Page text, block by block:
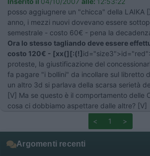
posso aggiugnere un "chicca" della LAIKA
anno, i mezzi nuovi dovevano essere
semestrale - costo 60€ - pena la
Ora lo stesso tagliando deve essere
costo 120€ - [xx(][:(!]
proteste, la giustificazione del
fa pagare "i bollini" da incollare sul libretto
un altro 3d si parlava della scarsa serietà
[V] Ma se questo è il comportamento delle
cosa ci dobbiamo aspettare dalle altre? [V]
<
1 >
Argomenti recenti